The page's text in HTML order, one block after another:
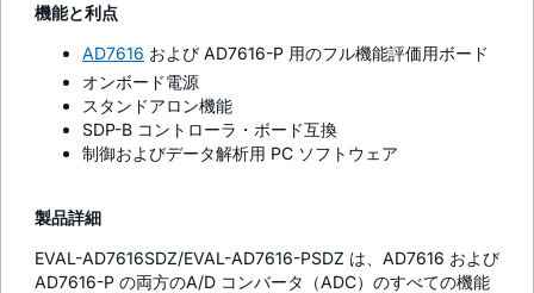
機能と利点
AD7616 および AD7616-P 用のフル機能評価用ボード
オンボード電源
スタンドアロン機能
SDP-B コントローラ・ボード互換
制御およびデータ解析用 PC ソフトウェア
製品詳細
EVAL-AD7616SDZ/EVAL-AD7616-PSDZ は、AD7616 および
AD7616-P の両方のA/D コンバータ（ADC）のすべての機能